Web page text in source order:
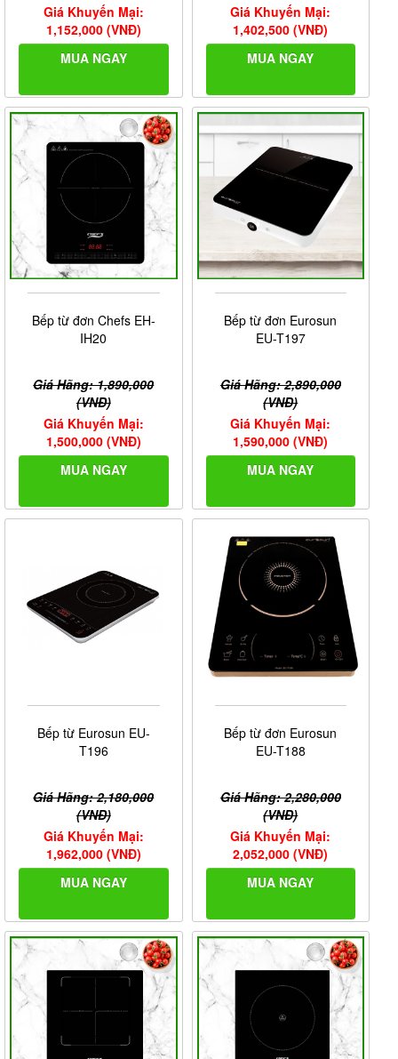
Giá Khuyến Mại:
1,152,000 (VNĐ)
MUA NGAY
Giá Khuyến Mại:
1,402,500 (VNĐ)
MUA NGAY
Bếp từ đơn Chefs EH-
IH20
Giá Hãng: 1,890,000
(VNĐ)
Giá Khuyến Mại:
1,500,000 (VNĐ)
MUA NGAY
Bếp từ đơn Eurosun
EU-T197
Giá Hãng: 2,890,000
(VNĐ)
Giá Khuyến Mại:
1,590,000 (VNĐ)
MUA NGAY
Bếp từ Eurosun EU-
T196
Giá Hãng: 2,180,000
(VNĐ)
Giá Khuyến Mại:
1,962,000 (VNĐ)
MUA NGAY
Bếp từ đơn Eurosun
EU-T188
Giá Hãng: 2,280,000
(VNĐ)
Giá Khuyến Mại:
2,052,000 (VNĐ)
MUA NGAY